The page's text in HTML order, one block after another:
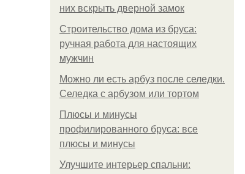
них вскрыть дверной замок
Строительство дома из бруса:
ручная работа для настоящих
мужчин
Можно ли есть арбуз после селедки.
Селедка с арбузом или тортом
Плюсы и минусы
профилированного бруса: все
плюсы и минусы
Улучшите интерьер спальни: